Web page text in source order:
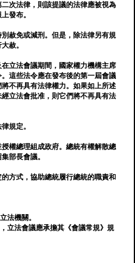
次法律，則該提議的法律應被視為
發布。
赦免或減刑。但是，除法律另有規
赦。
立法會議期間，國家權力機構主席
這些法令應在發布後的第一屆會議
不再具有法律權力。如果如上所述
立法會批准，則它們將不再具有法
規定。
權總理組成政府。總統有權解散總
部長會議。
方式，協助總統履行總統的職責和
法機關。
立法會議應承擔其《會議常規》規